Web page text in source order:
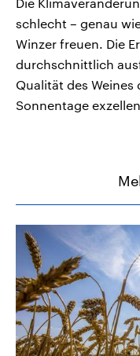
Die
schlecht – genau
Winzer freuen. Die
durchschnittlich
Qualität des
Sonnentage